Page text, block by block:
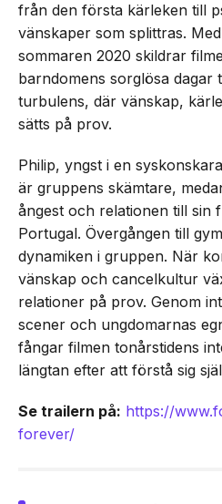
från den första kärleken till
vänskaper som splittras.
sommaren 2020 skildrar
barndomens sorglösa dagar
turbulens, där vänskap,
sätts på prov.
Philip, yngst i en
är gruppens skämtare,
ångest och relationen till sin
Portugal. Övergången till
dynamiken i gruppen. När
vänskap och cancelkultur
relationer på prov. Genom
scener och ungdomarnas
fångar filmen tonårstidens
längtan efter att förstå sig
Se trailern på: https://
forever/